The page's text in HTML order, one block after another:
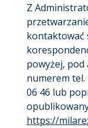
Z
kontaktować
powyżej, pod
numerem tel.
06 46 lub
https://